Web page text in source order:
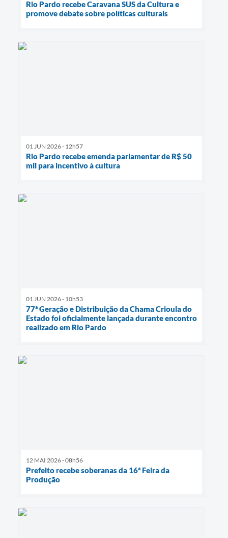
Rio Pardo recebe Caravana SUS da Cultura e
promove debate sobre políticas culturais
01 JUN 2026 - 12h57
Rio Pardo recebe emenda parlamentar de R$ 50
mil para incentivo à cultura
01 JUN 2026 - 10h53
77ª Geração e Distribuição da Chama Crioula do
Estado foi oficialmente lançada durante encontro
realizado em Rio Pardo
12 MAI 2026 - 08h56
Prefeito recebe soberanas da 16ª Feira da
Produção